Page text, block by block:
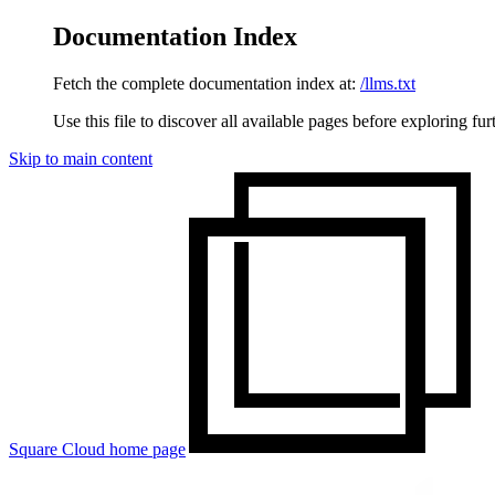
Documentation Index
Fetch the complete documentation index at: /llms.txt
Use this file to discover all available pages before exploring
Skip to main content
Square Cloud home page